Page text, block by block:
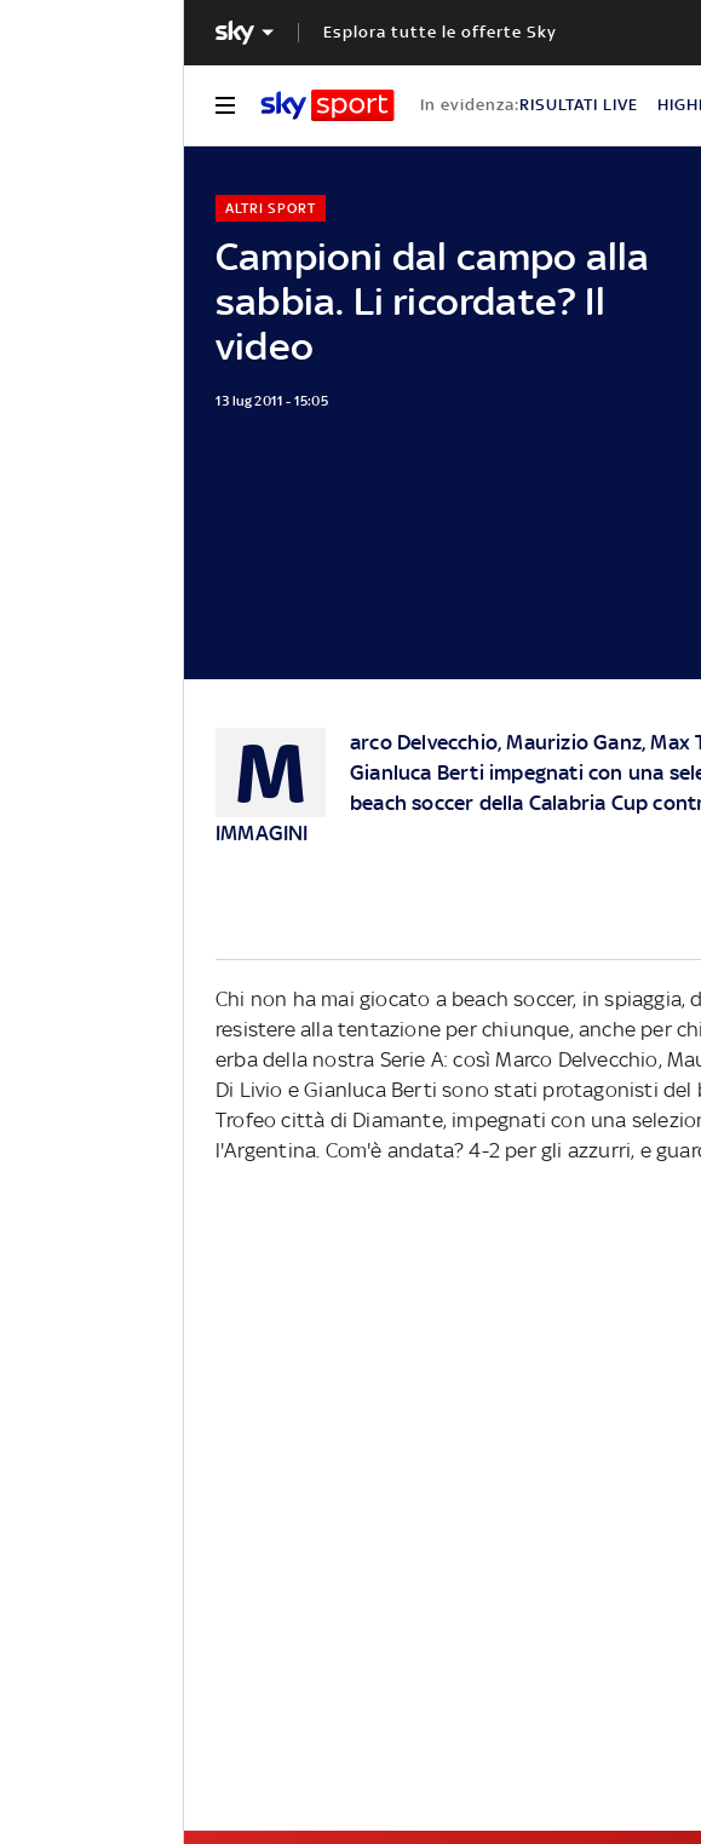
Esplora tutte le offerte Sky
In evidenza:RISULTATI LIVE
Campioni dal campo alla
sabbia. Li ricordate? Il
video
ALTRI SPORT
13 lug 2011 - 15:05
M
arco Delvecchio, Maurizio Ganz,
Gianluca Berti impegnati con una
beach soccer della Calabria Cup
IMMAGINI
Chi non ha mai giocato a beach soccer, in spiaggia,
resistere alla tentazione per chiunque, anche per
erba della nostra Serie A: così Marco Delvecchio,
Di Livio e Gianluca Berti sono stati protagonisti del
Trofeo città di Diamante, impegnati con una
l'Argentina. Com'è andata? 4-2 per gli azzurri, e